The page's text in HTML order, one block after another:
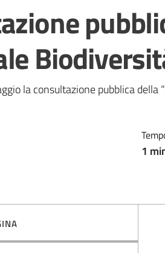
la consultazione pubblica della
1